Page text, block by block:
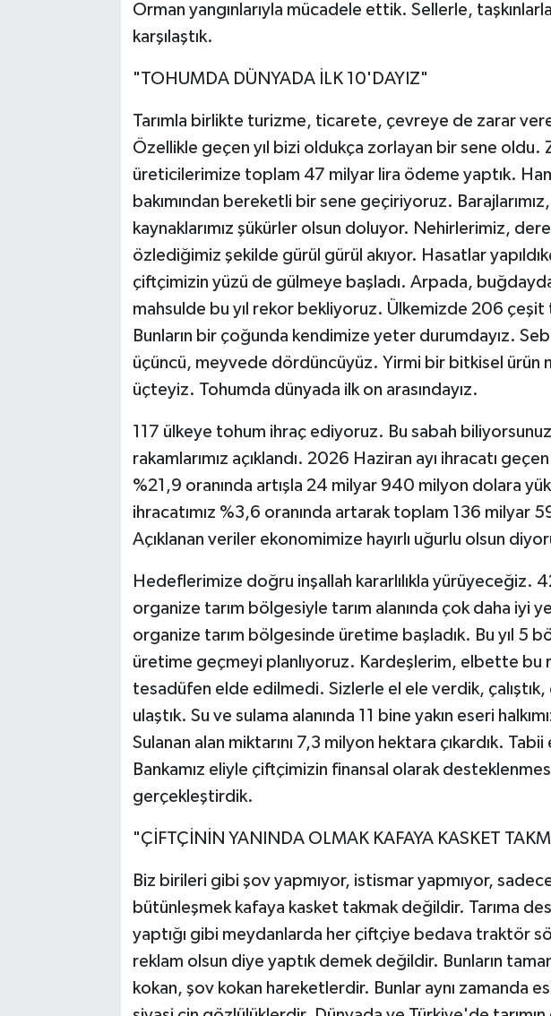
Orman yangınlarıyla mücadele ettik. Sellerle,
karşılaştık.
"TOHUMDA DÜNYADA İLK 10'DAYIZ"
Tarımla birlikte turizme, ticarete, çevreye de zarar
Özellikle geçen yıl bizi oldukça zorlayan bir sene oldu.
üreticilerimize toplam 47 milyar lira ödeme yaptık.
bakımından bereketli bir sene geçiriyoruz.
kaynaklarımız şükürler olsun doluyor. Nehirlerimiz,
özlediğimiz şekilde gürül gürül akıyor. Hasatlar
çiftçimizin yüzü de gülmeye başladı. Arpada,
mahsulde bu yıl rekor bekliyoruz. Ülkemizde 206 çeşit
Bunların bir çoğunda kendimize yeter durumdayız.
üçüncü, meyvede dördüncüyüz. Yirmi bir bitkisel ürün
üçteyiz. Tohumda dünyada ilk on arasındayız.
117 ülkeye tohum ihraç ediyoruz. Bu sabah
rakamlarımız açıklandı. 2026 Haziran ayı ihracatı geçen
%21,9 oranında artışla 24 milyar 940 milyon dolara
ihracatımız %3,6 oranında artarak toplam 136 milyar
Açıklanan veriler ekonomimize hayırlı uğurlu olsun
Hedeflerimize doğru inşallah kararlılıkla yürüyeceğiz.
organize tarım bölgesiyle tarım alanında çok daha iyi
organize tarım bölgesinde üretime başladık. Bu yıl 5
üretime geçmeyi planlıyoruz. Kardeşlerim, elbette bu
tesadüfen elde edilmedi. Sizlerle el ele verdik, çalıştık,
ulaştık. Su ve sulama alanında 11 bine yakın eseri
Sulanan alan miktarını 7,3 milyon hektara çıkardık.
Bankamız eliyle çiftçimizin finansal olarak
gerçekleştirdik.
"ÇİFTÇİNİN YANINDA OLMAK KAFAYA KASKET
Biz birileri gibi şov yapmıyor, istismar yapmıyor,
bütünleşmek kafaya kasket takmak değildir. Tarıma
yaptığı gibi meydanlarda her çiftçiye bedava traktör
reklam olsun diye yaptık demek değildir. Bunların
kokan, şov kokan hareketlerdir. Bunlar aynı zamanda